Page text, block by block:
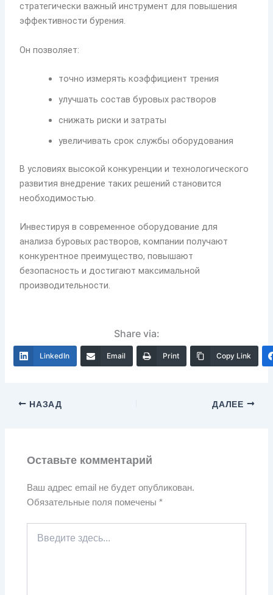
стратегически важный инструмент для повышения
эффективности бурения.
Он позволяет:
точно измерять коэффициент трения
улучшать состав буровых растворов
снижать риски и затраты
увеличивать срок службы оборудования
В условиях высокой конкуренции и технологического
развития внедрение таких решений становится
необходимостью.
Инвестируя в современное оборудование для
анализа буровых растворов, компании получают
конкурентное преимущество, повышают
безопасность и достигают максимальной
производительности.
Share via:
LinkedIn Email Print Copy Link
НАЗАД ДАЛЕЕ
Оставьте комментарий
Ваш адрес email не будет опубликован.
Обязательные поля помечены*
здесь...